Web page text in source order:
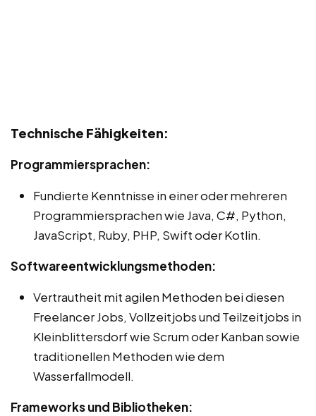
Technische Fähigkeiten:
Programmiersprachen:
Fundierte Kenntnisse in einer oder mehreren
Programmiersprachen wie Java, C#, Python,
JavaScript, Ruby, PHP, Swift oder Kotlin.
Softwareentwicklungsmethoden:
Vertrautheit mit agilen Methoden bei diesen
Freelancer Jobs, Vollzeitjobs und Teilzeitjobs in
Kleinblittersdorf wie Scrum oder Kanban sowie
traditionellen Methoden wie dem
Wasserfallmodell.
Frameworks und Bibliotheken: